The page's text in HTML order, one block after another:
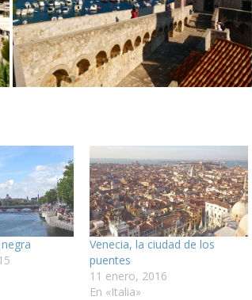
Venecia, la ciudad de los
puentes
11 enero, 2016
En «Italia»